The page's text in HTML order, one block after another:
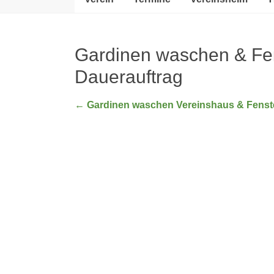
Gardinen waschen &
Dauerauftrag
← Gardinen waschen Vereinshaus &